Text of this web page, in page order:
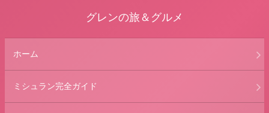
グレンの旅＆グルメ
ホーム
ミシュラン完全ガイド